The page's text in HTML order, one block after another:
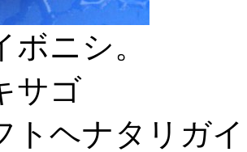
ボニシ。
サゴ
トヘナタリガ